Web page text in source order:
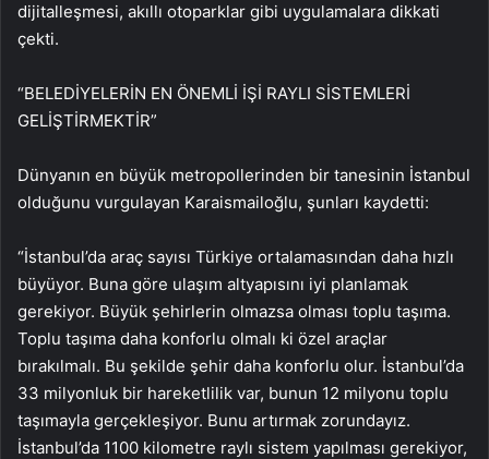
dijitalleşmesi, akıllı otoparklar gibi uygulamalara dikkati
çekti.
“BELEDİYELERİN EN ÖNEMLİ İŞİ RAYLI SİSTEMLERİ
GELİŞTİRMEKTİR”
Dünyanın en büyük metropollerinden bir tanesinin İstanbul
olduğunu vurgulayan Karaismailoğlu, şunları kaydetti:
“İstanbul’da araç sayısı Türkiye ortalamasından daha hızlı
büyüyor. Buna göre ulaşım altyapısını iyi planlamak
gerekiyor. Büyük şehirlerin olmazsa olması toplu taşıma.
Toplu taşıma daha konforlu olmalı ki özel araçlar
bırakılmalı. Bu şekilde şehir daha konforlu olur. İstanbul’da
33 milyonluk bir hareketlilik var, bunun 12 milyonu toplu
taşımayla gerçekleşiyor. Bunu artırmak zorundayız.
İstanbul’da 1100 kilometre raylı sistem yapılması gerekiyor,